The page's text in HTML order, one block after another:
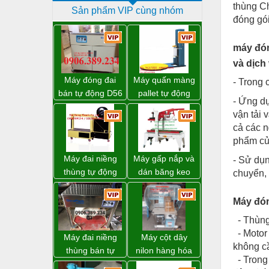
Dịch vụ - Thi công
Điện công nghiệp
Điện gia dụng
Điện Lạnh
Đóng tàu Thiết bị
Đúc chính xác Thiết bị
Dụng cụ cầm tay
Dụng cụ cắt gọt
Dụng cụ điện
Dụng cụ đo
Gỗ - Trang thiết bị
Hàn cắt - Thiết bị
Sản phẩm VIP cùng nhóm
Máy đóng đai
bán tự động D56
Strapack
Máy quấn màng
pallet tự động
WP-55 chính
hãng Wellpack
giá tốt
Máy đai niềng
thùng tự động
DBA-80A Đài
Loan giá rẻ
Máy gấp nắp và
dán băng keo
thùng carton tự
động WP-5050F
giá rẻ
Máy đai niềng
thùng bán tự
động D53XS2
Máy cột dây
nilon hàng hóa
model CY-100
thùng
đóng
máy
và dịch
- Trong
- Ứng
vận tải
cả các
phẩm
- Sử
chuyển,
Máy
-
-
không
-